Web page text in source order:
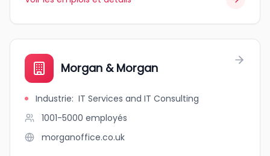
Morgan & Morgan
Industrie: IT Services and IT Consulting
1001-5000 employés
morganoffice.co.uk